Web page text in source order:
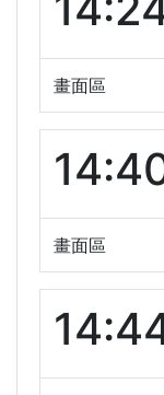
畫面區
畫面區